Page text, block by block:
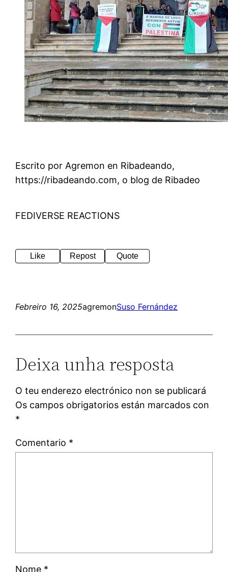
Escrito por Agremon en Ribadeando,
https://ribadeando.com, o blog de Ribadeo
FEDIVERSE REACTIONS
Like Repost Quote
Febreiro 16, 2025agremonSuso Fernández
Deixa unha resposta
O teu enderezo electrónico non se publicará
Os campos obrigatorios están marcados con
*
Comentario *
Nome *